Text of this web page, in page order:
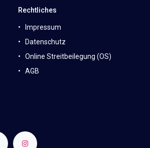
Rechtliches
Impressum
Datenschutz
Online Streitbeilegung (OS)
AGB